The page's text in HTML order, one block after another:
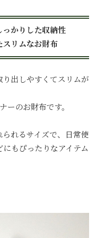
っかりした収納性
スリムなお財布
出しやすくてスリムが
ーのお財布です。
れるサイズで、日常使
もぴったりなアイテム